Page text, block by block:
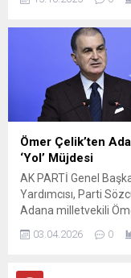
darbettiği iddiasıyla
“silahla yağmaya
suçundan 15 yıla kadar
hapis cezası istemiyle
açıldı. Yeni
Mayıs’ta parasını
gasbetmeye çalıştığı
H.O’nun başına cam
vurduğu gerekçesiyle
tutuklanan H.K.
savcılıkça yürütülen
soruşturma
Sanığın, “silahla...
Ömer Çelik’ten
‘Yol’ Müjdesi
AK PARTİ Genel
Yardımcısı, Parti
Adana milletvekili
projenin müjdesini
talepleri siyasi
03.04.2026 0